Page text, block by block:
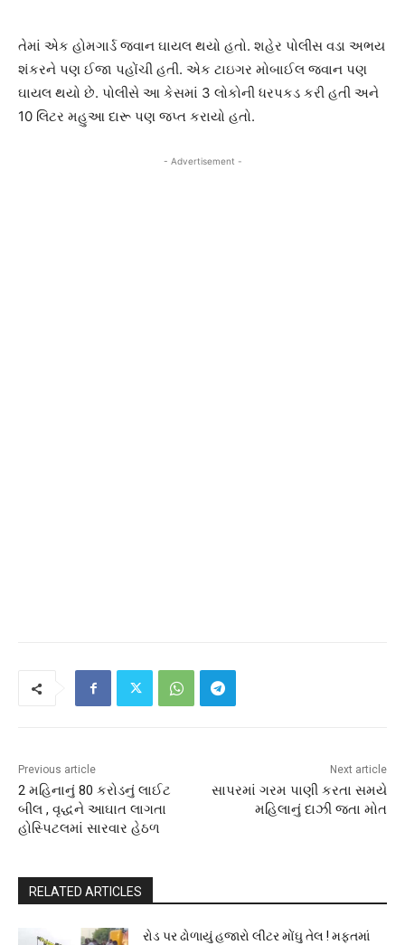
તેમાં એક હોમગાર્ડ જવાન ઘાયલ થયો હતો. શહેર પોલીસ વડા અભય
શંકરને પણ ઈજા પહોંચી હતી. એક ટાઇગર મોબાઈલ જવાન પણ
ઘાયલ થયો છે. પોલીસે આ કેસમાં 3 લોકોની ધરપકડ કરી હતી અને
10 લિટર મહુઆ દારૂ પણ જપ્ત કરાયો હતો.
- Advertisement -
Previous article
2 મહિનાનું 80 કરોડનું લાઈટ
બીલ , વૃદ્ધને આઘાત લાગતા
હોસ્પિટલમાં સારવાર હેઠળ
Next article
સાપરમાં ગરમ પાણી કરતા સમયે
મહિલાનું દાઝી જતા મોત
RELATED ARTICLES
રોડ પર ઢોળાયું હજારો લીટર મોંઘુ તેલ ! મફતમાં